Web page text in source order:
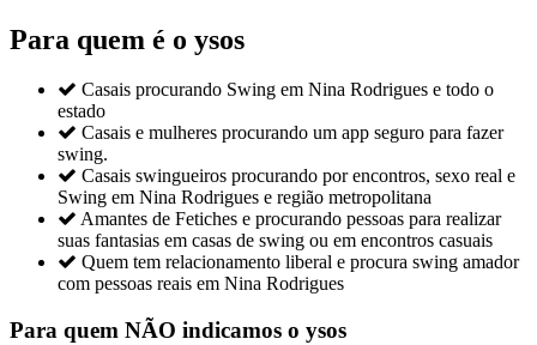
Para quem é o ysos
 Casais procurando Swing em Nina Rodrigues e todo o
estado
 Casais e mulheres procurando um app seguro para fazer
swing.
 Casais swingueiros procurando por encontros, sexo real e
Swing em Nina Rodrigues e região metropolitana
 Amantes de Fetiches e procurando pessoas para realizar
suas fantasias em casas de swing ou em encontros casuais
 Quem tem relacionamento liberal e procura swing amador
com pessoas reais em Nina Rodrigues
Para quem NÃO indicamos o ysos